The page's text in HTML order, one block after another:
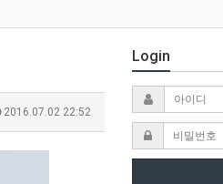
2016.07.02 22:52
Login